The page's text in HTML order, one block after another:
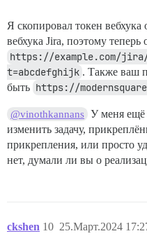
Я скопировал токен
вебхука Jira, поэтому теперь
https://example.com/jira/
t=abcdefghijk . Также ваш
быть https://
@vinothkannans У меня ещё
изменить задачу,
прикрепления, или просто
нет, думали ли вы о
ckshen 25.Март.2024
10